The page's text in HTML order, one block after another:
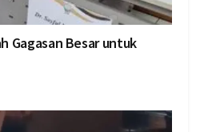
Gagasan Besar untuk